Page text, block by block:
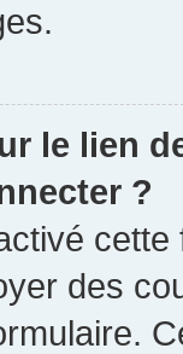
le lien
?
des